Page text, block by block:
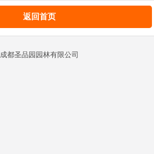
返回首页
成都圣品园园林有限公司